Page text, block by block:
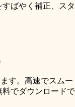
ばやく補正、スタ
す。高速でスムー
でダウンロードで